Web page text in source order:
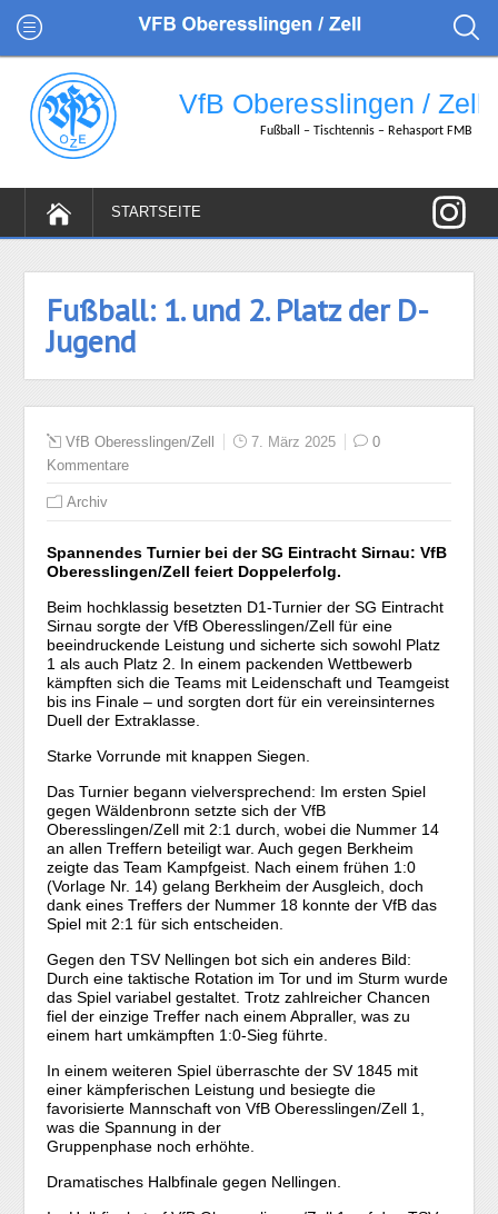
Fußball: 1. und 2. Platz der D-
Jugend
VfB Oberesslingen/Zell 7. März 2025
0
Kommentare
Archiv
Spannendes Turnier bei der SG Eintracht Sirnau: VfB
Oberesslingen/Zell feiert Doppelerfolg.
Beim hochklassig besetzten D1-Turnier der SG Eintracht
Sirnau sorgte der VfB Oberesslingen/Zell für eine
beeindruckende Leistung und sicherte sich sowohl Platz
1 als auch Platz 2. In einem packenden Wettbewerb
kämpften sich die Teams mit Leidenschaft und Teamgeist
bis ins Finale – und sorgten dort für ein vereinsinternes
Duell der Extraklasse.
Starke Vorrunde mit knappen Siegen.
Das Turnier begann vielversprechend: Im ersten Spiel
gegen Wäldenbronn setzte sich der VfB
Oberesslingen/Zell mit 2:1 durch, wobei die Nummer 14
an allen Treffern beteiligt war. Auch gegen Berkheim
zeigte das Team Kampfgeist. Nach einem frühen 1:0
(Vorlage Nr. 14) gelang Berkheim der Ausgleich, doch
dank eines Treffers der Nummer 18 konnte der VfB das
Spiel mit 2:1 für sich entscheiden.
Gegen den TSV Nellingen bot sich ein anderes Bild:
Durch eine taktische Rotation im Tor und im Sturm wurde
das Spiel variabel gestaltet. Trotz zahlreicher Chancen
fiel der einzige Treffer nach einem Abpraller, was zu
einem hart umkämpften 1:0-Sieg führte.
In einem weiteren Spiel überraschte der SV 1845 mit
einer kämpferischen Leistung und besiegte die
favorisierte Mannschaft von VfB Oberesslingen/Zell 1,
was die Spannung in der
Gruppenphase noch erhöhte.
Dramatisches Halbfinale gegen Nellingen.